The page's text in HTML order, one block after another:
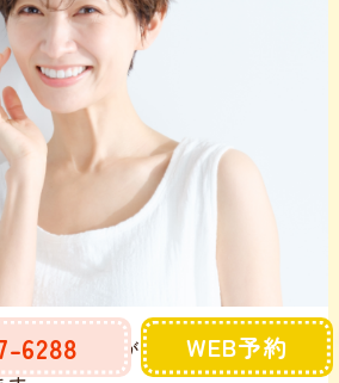
WEB予約
6288
ンよりも金利が低いデンタルロー